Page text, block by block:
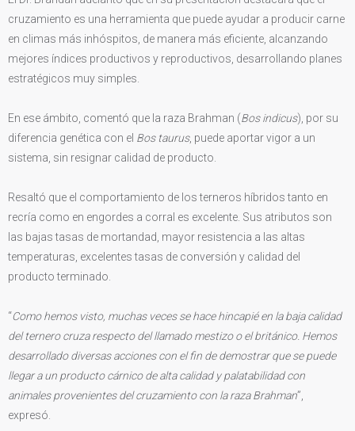
cruzamiento es una herramienta que puede ayudar a producir carne
en climas más inhóspitos, de manera más eficiente, alcanzando
mejores índices productivos y reproductivos, desarrollando planes
estratégicos muy simples.
En ese ámbito, comentó que la raza Brahman (Bos indicus), por su
diferencia genética con el Bos taurus, puede aportar vigor a un
sistema, sin resignar calidad de producto.
Resaltó que el comportamiento de los terneros híbridos tanto en
recría como en engordes a corral es excelente. Sus atributos son
las bajas tasas de mortandad, mayor resistencia a las altas
temperaturas, excelentes tasas de conversión y calidad del
producto terminado.
“Como hemos visto, muchas veces se hace hincapié en la baja calidad
del ternero cruza respecto del llamado mestizo o el británico. Hemos
desarrollado diversas acciones con el fin de demostrar que se puede
llegar a un producto cárnico de alta calidad y palatabilidad con
animales provenientes del cruzamiento con la raza Brahman”,
expresó.